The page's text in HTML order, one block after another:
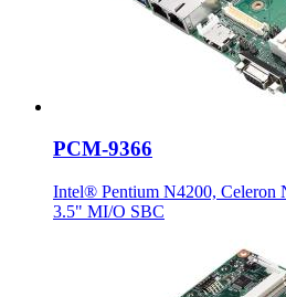
PCM-9366
Intel® Pentium N4200,
3.5" MI/O SBC